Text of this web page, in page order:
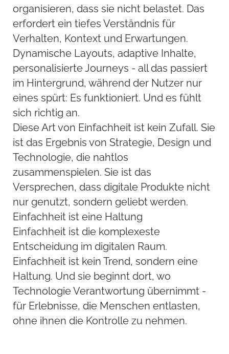
organisieren, dass sie nicht belastet. Das
erfordert ein tiefes Verständnis für
Verhalten, Kontext und Erwartungen.
Dynamische Layouts, adaptive Inhalte,
personalisierte Journeys - all das passiert
im Hintergrund, während der Nutzer nur
eines spürt: Es funktioniert. Und es fühlt
sich richtig an.
Diese Art von Einfachheit ist kein Zufall. Sie
ist das Ergebnis von Strategie, Design und
Technologie, die nahtlos
zusammenspielen. Sie ist das
Versprechen, dass digitale Produkte nicht
nur genutzt, sondern geliebt werden.
Einfachheit ist eine Haltung
Einfachheit ist die komplexeste
Entscheidung im digitalen Raum.
Einfachheit ist kein Trend, sondern eine
Haltung. Und sie beginnt dort, wo
Technologie Verantwortung übernimmt -
für Erlebnisse, die Menschen entlasten,
ohne ihnen die Kontrolle zu nehmen.